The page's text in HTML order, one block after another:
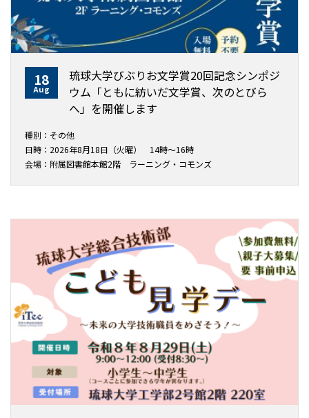
18
Aug
琉球大学びぶりお文学賞20回記念シンポジ
ウム「ともに紡いだ文学賞、次のとびら
へ」を開催します
種別：その他
日時：2026年8月18日（火曜） 14時～16時
会場：附属図書館本館2階 ラーニング・コモンズ